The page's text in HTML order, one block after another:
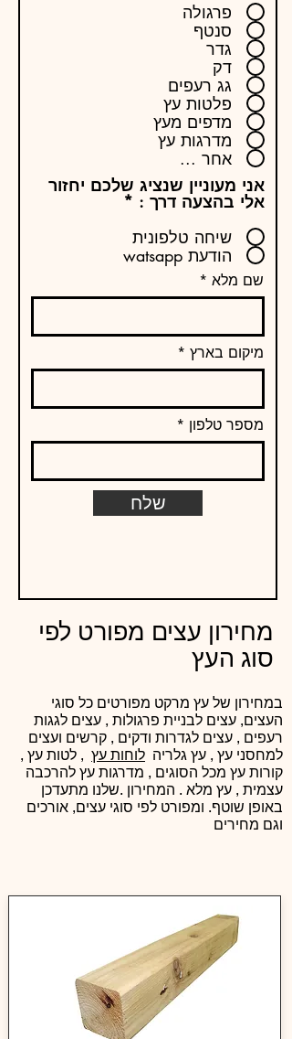
פרגולה
סנטף
גדר
דק
גג רעפים
פלטות עץ
מדפים מעץ
מדרגות עץ
אחר ...
אני מעוניין שנציג שלכם יחזור
אלי בהצעה דרך : *
שיחה טלפונית
הודעת watsapp
שם מלא
מיקום בארץ
מספר טלפון
שלח
מחירון עצים מפורט לפי
סוג העץ
במחירון של עץ מרקט מפורטים כל סוגי
העצים, עצים לבניית פרגולות , עצים לגגות
רעפים , עצים לגדרות ודקים , קרשים ועצים
למחסני עץ , עץ גלריה לוחות עץ , לטות עץ ,
קורות עץ מכל הסוגים , מדרגות עץ להרכבה
עצמית , עץ מלא . המחירון .שלנו מתעדכן
באופן שוטף. ומפורט לפי סוגי עצים, אורכים
וגם מחירים